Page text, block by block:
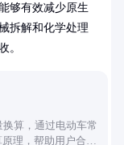
够有效减少原生
拆解和化学处理
。
算，通过电动车常
理，帮助用户合理